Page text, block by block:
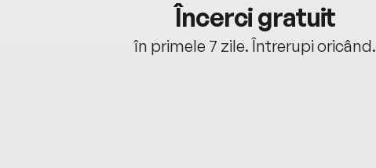
Încerci gratuit
în primele 7 zile. Întrerupi oricând.